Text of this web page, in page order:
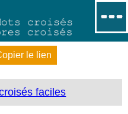
le lien
faciles